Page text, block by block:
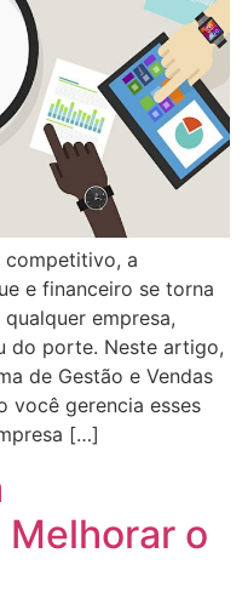
competitivo, a
e financeiro se torna
empresa,
do porte. Neste artigo,
de Gestão e Vendas
você gerencia esses
[…]
o